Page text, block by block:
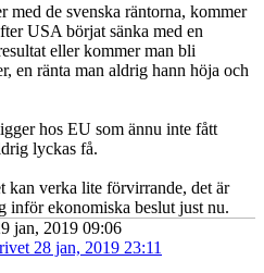
med de svenska räntorna, kommer
USA börjat sänka med en
eller kommer man bli
en ränta man aldrig hann höja och
hos EU som ännu inte fått
lyckas få.
kan verka lite förvirrande, det är
inför ekonomiska beslut just nu.
jan, 2019 09:06
28 jan, 2019 23:11